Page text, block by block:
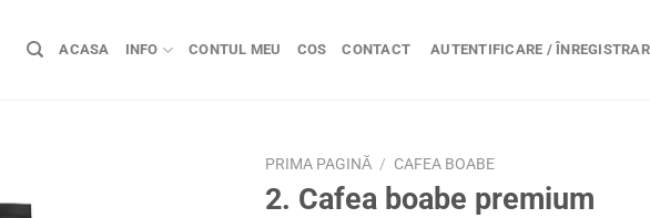
ACASA INFO CONTUL MEU COS CONTACT AUTENTIFICARE /
PRIMA PAGINĂ / CAFEA BOABE
2. Cafea boabe premium